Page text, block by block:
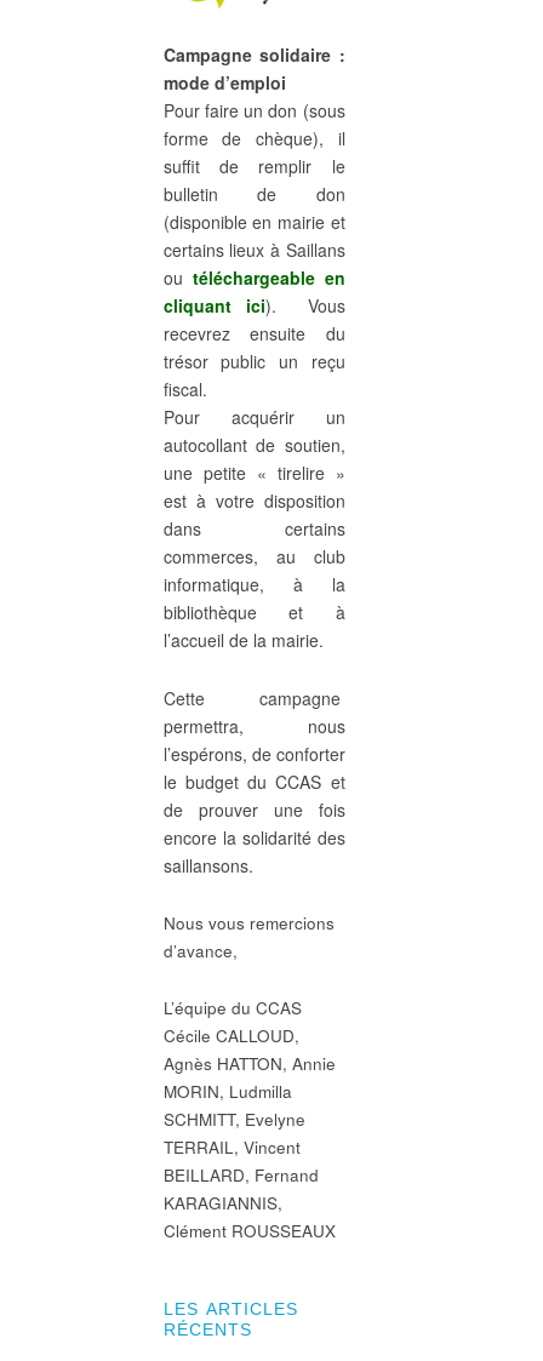
Campagne solidaire :
mode d’emploi
Pour faire un don (sous
forme de chèque), il
suffit de remplir le
bulletin de don
(disponible en mairie et
certains lieux à Saillans
ou téléchargeable en
cliquant ici). Vous
recevrez ensuite du
trésor public un reçu
fiscal.
Pour acquérir un
autocollant de soutien,
une petite « tirelire »
est à votre disposition
dans certains
commerces, au club
informatique, à la
bibliothèque et à
l’accueil de la mairie.
Cette campagne
permettra, nous
l’espérons, de conforter
le budget du CCAS et
de prouver une fois
encore la solidarité des
saillansons.
Nous vous remercions
d’avance,
L’équipe du CCAS
Cécile CALLOUD,
Agnès HATTON, Annie
MORIN, Ludmilla
SCHMITT, Evelyne
TERRAIL, Vincent
BEILLARD, Fernand
KARAGIANNIS,
Clément ROUSSEAUX
LES ARTICLES
RÉCENTS